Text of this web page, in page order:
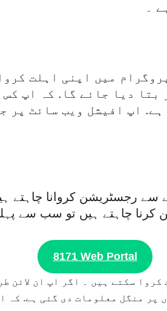
۔
میں اپنی اہلت
بتا دیا جائے گا. کہ اپ
اپ افیشل ویب سائٹ پر
رجسٹریشن کروانا چاہتے
چاہتے ہیں تو سب سے پہلے
8171 Web Portal
سکتے ہیں ۔ اگر اپ ان لائن
پر منگل معلومات دی گئی ہے. کہ